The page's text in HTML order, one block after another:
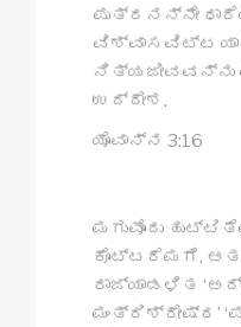
ಪುತ್ರನನ್ನೇ
ವಿಶ್ವಾಸವಿಟ್ಟ
ನಿತ್ಯಜೀವವನ್ನು
ಉದ್ದೇಶ.
ಯೊವಾನ್ನ 3:16
ಮಗುವೊಂದು
ಕೊಟ್ಟರೆಮಗೆ.
ರಾಜ್ಯಾಡಳಿತ
ಮಂತ್ರಿಶ್ರೇಷ್ಠ’